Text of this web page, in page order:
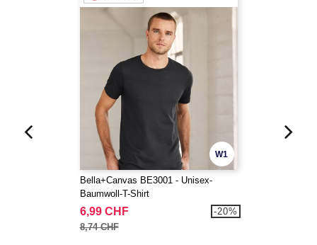
W1
Bella+Canvas BE3001 - Unisex-
Baumwoll-T-Shirt
6,99 CHF
8,74 CHF
-20%